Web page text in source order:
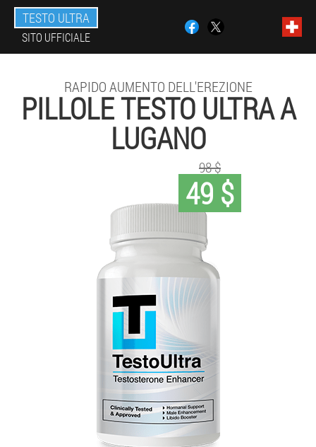
TESTO ULTRA
SITO UFFICIALE
RAPIDO AUMENTO DELL'EREZIONE
PILLOLE TESTO ULTRA A
LUGANO
49 $
98 $